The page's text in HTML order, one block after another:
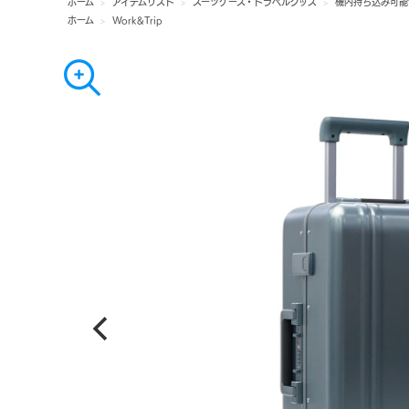
ホーム > アイテムリスト > スーツケース・トラベルグッズ >
機内持ち込み可
ホーム
> Work&Trip